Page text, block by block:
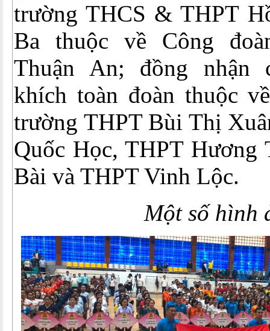
trường THCS & THPT
Ba thuộc về Công
Thuận An; đồng nhận
khích toàn đoàn thuộc
trường THPT Bùi Thị
Quốc Học, THPT Hương
Bài và THPT Vinh Lộc.
Một số hình